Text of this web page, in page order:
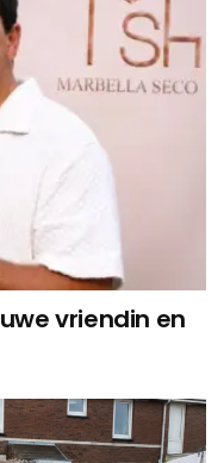
vriendin en